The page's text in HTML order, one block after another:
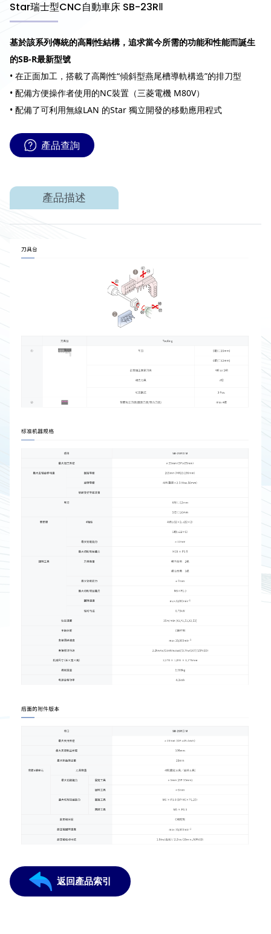
Star瑞士型CNC自動車床 SB-23RⅡ
基於該系列傳統的高剛性結構，追求當今所需的功能和性能而誕生
的SB-R最新型號
• 在正面加工，搭載了高剛性“傾斜型燕尾槽導軌構造”的排刀型
• 配備方便操作者使用的NC裝置（三菱電機 M80V）
• 配備了可利用無線LAN 的Star 獨立開發的移動應用程式
產品查詢
產品描述
返回產品索引